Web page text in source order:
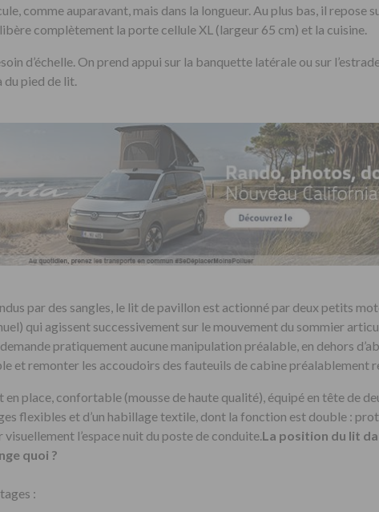
comme auparavant, mais dans la longueur. Au plus bas, il repose
complètement la porte cellule XL (largeur 65 cm) et la cuisine.
d’échelle. On prend appui sur la banquette latérale ou sur
du pied de lit.
par des sangles, le lit de pavillon est actionné par deux petits
qui agissent successivement sur le mouvement du sommier
pratiquement aucune manipulation préalable, en dehors
et remonter les accoudoirs des fauteuils de cabine préalablement
en place, confortable (mousse de haute qualité), équipé en tête de
flexibles et d’un habillage textile, dont la fonction est double :
l’espace nuit du poste de conduite.La position du lit
quoi ?
: